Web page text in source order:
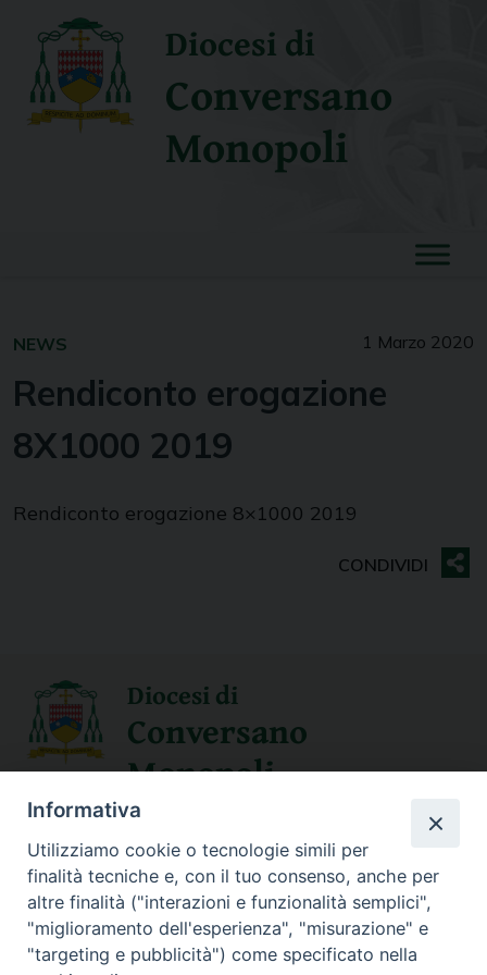
content
Diocesi di
Conversano
Monopoli
1 Marzo 2020
NEWS
Rendiconto erogazione
8X1000 2019
Rendiconto erogazione 8×1000 2019
Diocesi di
Conversano
Monopoli
SEGUICI SU
Contatti
Informativa
Utilizziamo cookie o tecnologie simili per
finalità tecniche e, con il tuo consenso, anche per
altre finalità ("interazioni e funzionalità semplici",
"miglioramento dell'esperienza", "misurazione" e
"targeting e pubblicità") come specificato nella